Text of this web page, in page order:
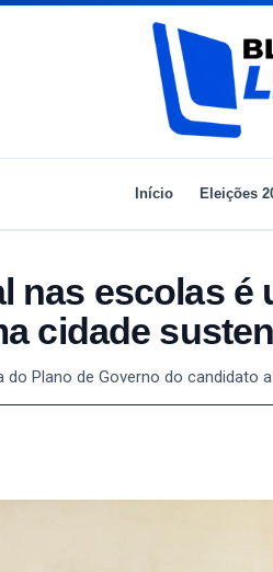
Início Eleições
nas escolas é
cidade
Plano de Governo do candidato